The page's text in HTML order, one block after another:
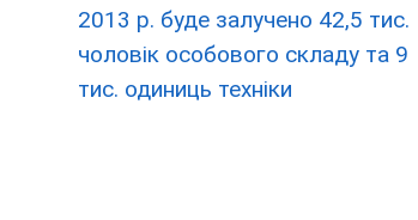
2013 р. буде залучено 42,5 тис.
чоловік особового складу та 9
тис. одиниць техніки